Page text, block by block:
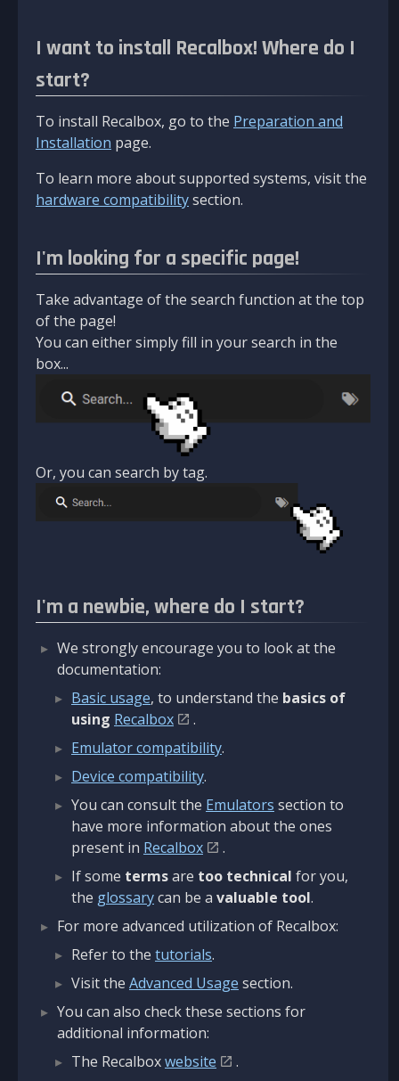
I want to install Recalbox! Where do I
start?
To install Recalbox, go to the Preparation and
Installation page.
To learn more about supported systems, visit the
hardware compatibilitysection.
I'm looking for a specific page!
Take advantage of the search function at the top
of the page!
You can either simply fill in your search in the
box...
Or, you can search by tag.
I'm a newbie, where do I start?
We strongly encourage you to look at the
documentation:
Basic usage, to understand the basics of
using Recalbox
.
Emulator compatibility.
Device compatibility.
You can consult the Emulators section to
have more information about the ones
present in Recalbox
.
If some termsare too technical for you,
the glossarycan be a valuable tool.
For more advanced utilization of Recalbox:
Refer to the tutorials.
Visit the Advanced Usage section.
You can also check these sections for
additional information:
The Recalboxwebsite
.